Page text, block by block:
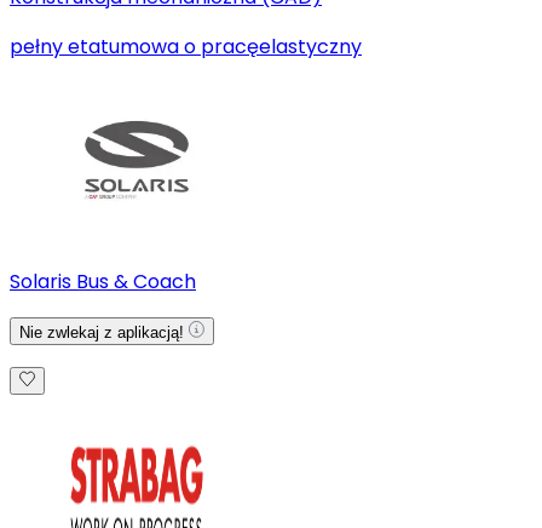
pełny etatumowa o pracęelastyczny
Solaris Bus & Coach
Nie zwlekaj z aplikacją!